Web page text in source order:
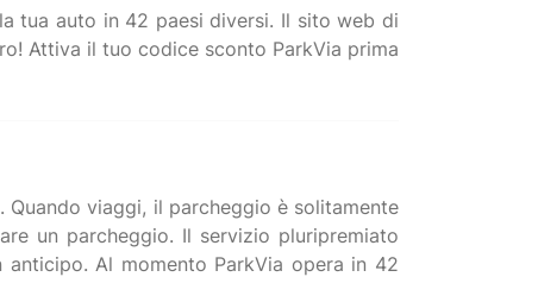
tua auto in 42 paesi diversi. Il sito web di
Attiva il tuo codice sconto ParkVia prima
viaggi, il parcheggio è solitamente
un parcheggio. Il servizio pluripremiato
Al momento ParkVia opera in 42